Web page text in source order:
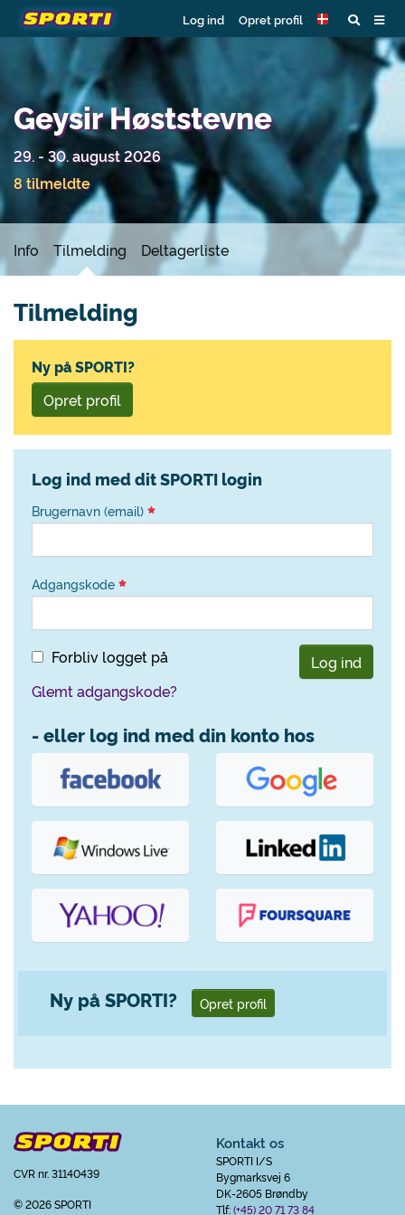
Log ind Opret profil
Geysir Høststevne
29. - 30. august 2026
8 tilmeldte
Info Tilmelding Deltagerliste
Tilmelding
Ny på SPORTI?
Opret profil
Log ind med dit SPORTI login
Brugernavn (email)
Adgangskode
Forbliv logget på
Log ind
Glemt adgangskode?
- eller log ind med din konto hos
Ny på SPORTI? Opret profil
CVR nr. 31140439
© 2026 SPORTI
Kontakt os
SPORTI I/S
Bygmarksvej 6
DK-2605 Brøndby
Tlf:(+45) 20 71 73 84